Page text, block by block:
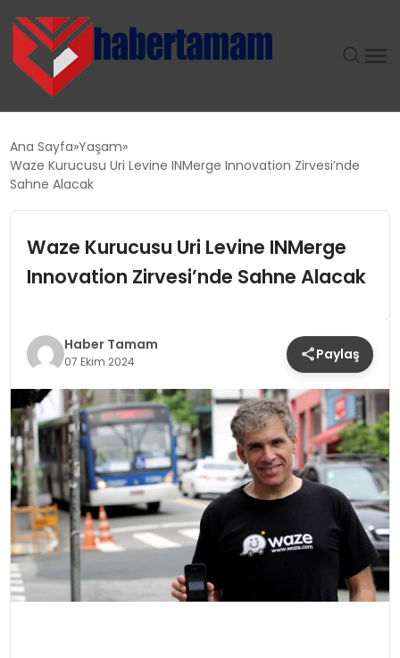
TEKNOLOJI
SAĞLIK
MAGAZIN
SIYASET
EĞITIM
YAŞAM
Ana Sayfa Yaşam
Waze Kurucusu Uri Levine INMerge Innovation Zirvesi’nde
Sahne Alacak
Waze Kurucusu Uri Levine INMerge
Innovation Zirvesi’nde Sahne Alacak
Haber Tamam
07 Ekim 2024 Paylaş